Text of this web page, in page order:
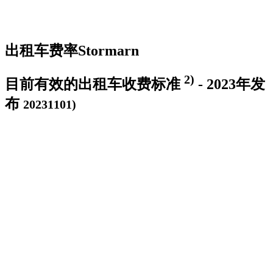
出租车费率Stormarn
目前有效的出租车收费标准 2) - 2023年发
布 20231101)